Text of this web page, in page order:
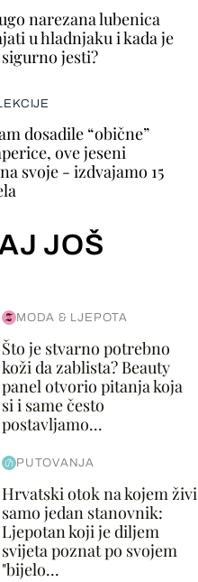
narezana lubenica
u hladnjaku i kada je
jesti?
dosadile “obične”
ove jeseni
svoje - izdvajamo 15
JOŠ
MODA & LJEPOTA
Što je stvarno potrebno
koži da zablista? Beauty
panel otvorio pitanja koja
si i same često
postavljamo...
PUTOVANJA
Hrvatski otok na kojem živi
samo jedan stanovnik:
Ljepotan koji je diljem
svijeta poznat po svojem
"bijelo...